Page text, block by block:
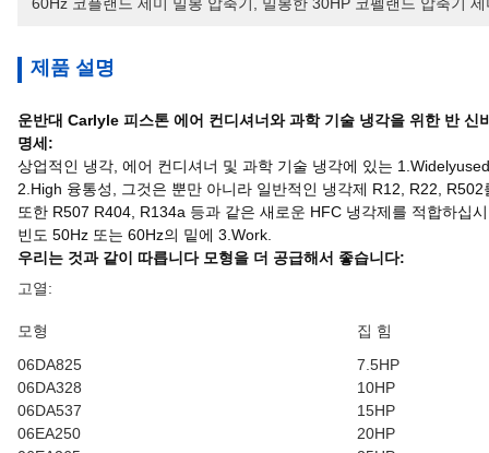
제품 설명
운반대 Carlyle 피스톤 에어 컨디셔너와 과학 기술 냉각을 위한 반 신
명세:
상업적인 냉각, 에어 컨디셔너 및 과학 기술 냉각에 있는
2.High 융통성, 그것은 뿐만 아니라 일반적인 냉각제 R12, R22,
또한 R507 R404, R134a 등과 같은 새로운 HFC 냉각제를 적합하십
빈도 50Hz 또는 60Hz의 밑에 3.Work.
우리는 것과 같이 따릅니다 모형을 더 공급해서 좋습니다:
고열:
모형
집 힘
06DA825
7.5HP
06DA328
10HP
06DA537
15HP
06EA250
20HP